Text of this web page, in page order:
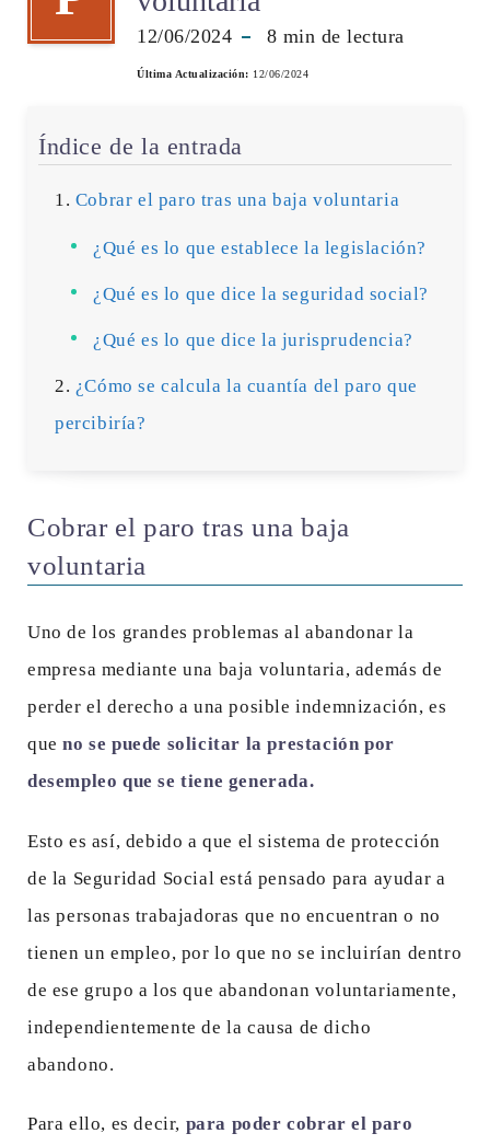
12/06/2024 8 min de lectura
Última Actualización: 12/06/2024
Índice de la entrada
Cobrar el paro tras una baja voluntaria
¿Qué es lo que establece la legislación?
¿Qué es lo que dice la seguridad social?
¿Qué es lo que dice la jurisprudencia?
¿Cómo se calcula la cuantía del paro que
percibiría?
Cobrar el paro tras una baja
voluntaria
Uno de los grandes problemas al abandonar la
empresa mediante una baja voluntaria, además de
perder el derecho a una posible indemnización, es
queno se puede solicitar la prestación por
desempleo que se tiene generada.
Esto es así, debido a que el sistema de protección
de la Seguridad Social está pensado para ayudar a
las personas trabajadoras que no encuentran o no
tienen un empleo, por lo que no se incluirían dentro
de ese grupo a los que abandonan voluntariamente,
independientemente de la causa de dicho
abandono.
Para ello, es decir, para poder cobrar el paro